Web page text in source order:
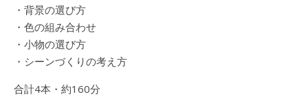
・背景の選び方
・色の組み合わせ
・小物の選び方
・シーンづくりの考え方
合計4本・約160分